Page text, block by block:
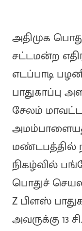
அதிமுக
சட்டமன்ற
எடப்பாடி
பாதுகாப்பு
சேலம்
மண்டபத்தில்
நிகழ்வில்
பொதுச்
Z பிளஸ்
அவருக்கு 13